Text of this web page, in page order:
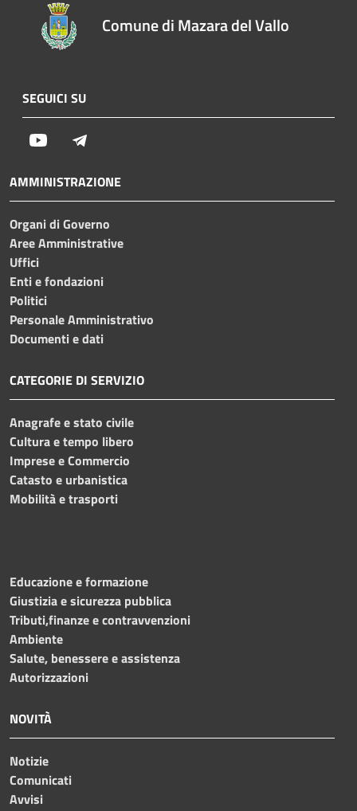
Comune di Mazara del Vallo
SEGUICI SU
Youtube
AMMINISTRAZIONE
Organi di Governo
Aree Amministrative
Uffici
Enti e fondazioni
Politici
Personale Amministrativo
Documenti e dati
CATEGORIE DI SERVIZIO
Anagrafe e stato civile
Cultura e tempo libero
Imprese e Commercio
Catasto e urbanistica
Mobilità e trasporti
Educazione e formazione
Giustizia e sicurezza pubblica
Tributi,finanze e contravvenzioni
Ambiente
Salute, benessere e assistenza
Autorizzazioni
NOVITÀ
Notizie
Comunicati
Avvisi